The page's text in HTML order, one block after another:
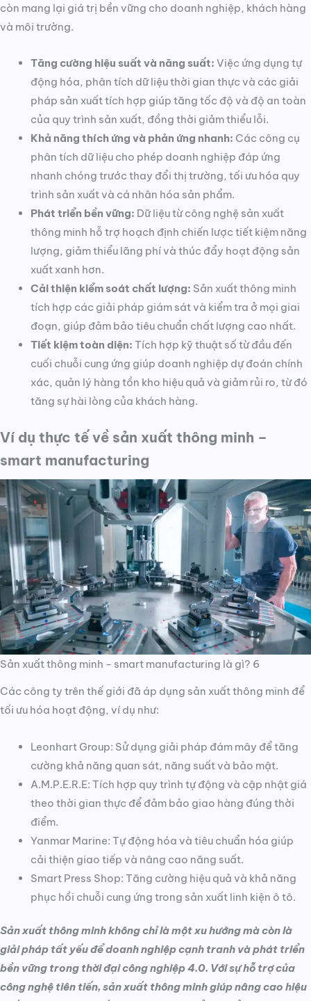
còn mang lại giá trị bền vững cho doanh nghiệp, khách hàng
và môi trường.
Tăng cường hiệu suất và năng suất: Việc ứng dụng tự
động hóa, phân tích dữ liệu thời gian thực và các giải
pháp sản xuất tích hợp giúp tăng tốc độ và độ an toàn
của quy trình sản xuất, đồng thời giảm thiểu lỗi.
Khả năng thích ứng và phản ứng nhanh: Các công cụ
phân tích dữ liệu cho phép doanh nghiệp đáp ứng
nhanh chóng trước thay đổi thị trường, tối ưu hóa quy
trình sản xuất và cá nhân hóa sản phẩm.
Phát triển bền vững: Dữ liệu từ công nghệ sản xuất
thông minh hỗ trợ hoạch định chiến lược tiết kiệm năng
lượng, giảm thiểu lãng phí và thúc đẩy hoạt động sản
xuất xanh hơn.
Cải thiện kiểm soát chất lượng: Sản xuất thông minh
tích hợp các giải pháp giám sát và kiểm tra ở mọi giai
đoạn, giúp đảm bảo tiêu chuẩn chất lượng cao nhất.
Tiết kiệm toàn diện: Tích hợp kỹ thuật số từ đầu đến
cuối chuỗi cung ứng giúp doanh nghiệp dự đoán chính
xác, quản lý hàng tồn kho hiệu quả và giảm rủi ro, từ đó
tăng sự hài lòng của khách hàng.
Ví dụ thực tế về sản xuất thông minh –
smart manufacturing
Sản xuất thông minh - smart manufacturing là gì? 6
Các công ty trên thế giới đã áp dụng sản xuất thông minh để
tối ưu hóa hoạt động, ví dụ như:
Leonhart Group: Sử dụng giải pháp đám mây để tăng
cường khả năng quan sát, năng suất và bảo mật.
A.M.P.E.R.E: Tích hợp quy trình tự động và cập nhật giá
theo thời gian thực để đảm bảo giao hàng đúng thời
điểm.
Yanmar Marine: Tự động hóa và tiêu chuẩn hóa giúp
cải thiện giao tiếp và nâng cao năng suất.
Smart Press Shop: Tăng cường hiệu quả và khả năng
phục hồi chuỗi cung ứng trong sản xuất linh kiện ô tô.
Sản xuất thông minh không chỉ là một xu hướng mà còn là
giải pháp tất yếu để doanh nghiệp cạnh tranh và phát triển
bền vững trong thời đại công nghiệp 4.0. Với sự hỗ trợ của
công nghệ tiên tiến, sản xuất thông minh giúp nâng cao hiệu